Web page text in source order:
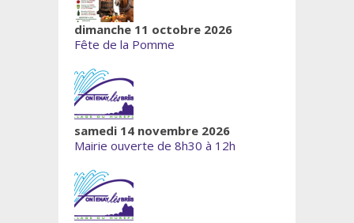
dimanche 11 octobre 2026
Fête de la Pomme
samedi 14 novembre 2026
Mairie ouverte de 8h30 à 12h